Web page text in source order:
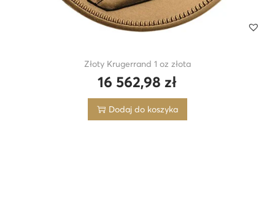
Złoty Krugerrand 1 oz złota
16 562,98zł
Dodaj do koszyka